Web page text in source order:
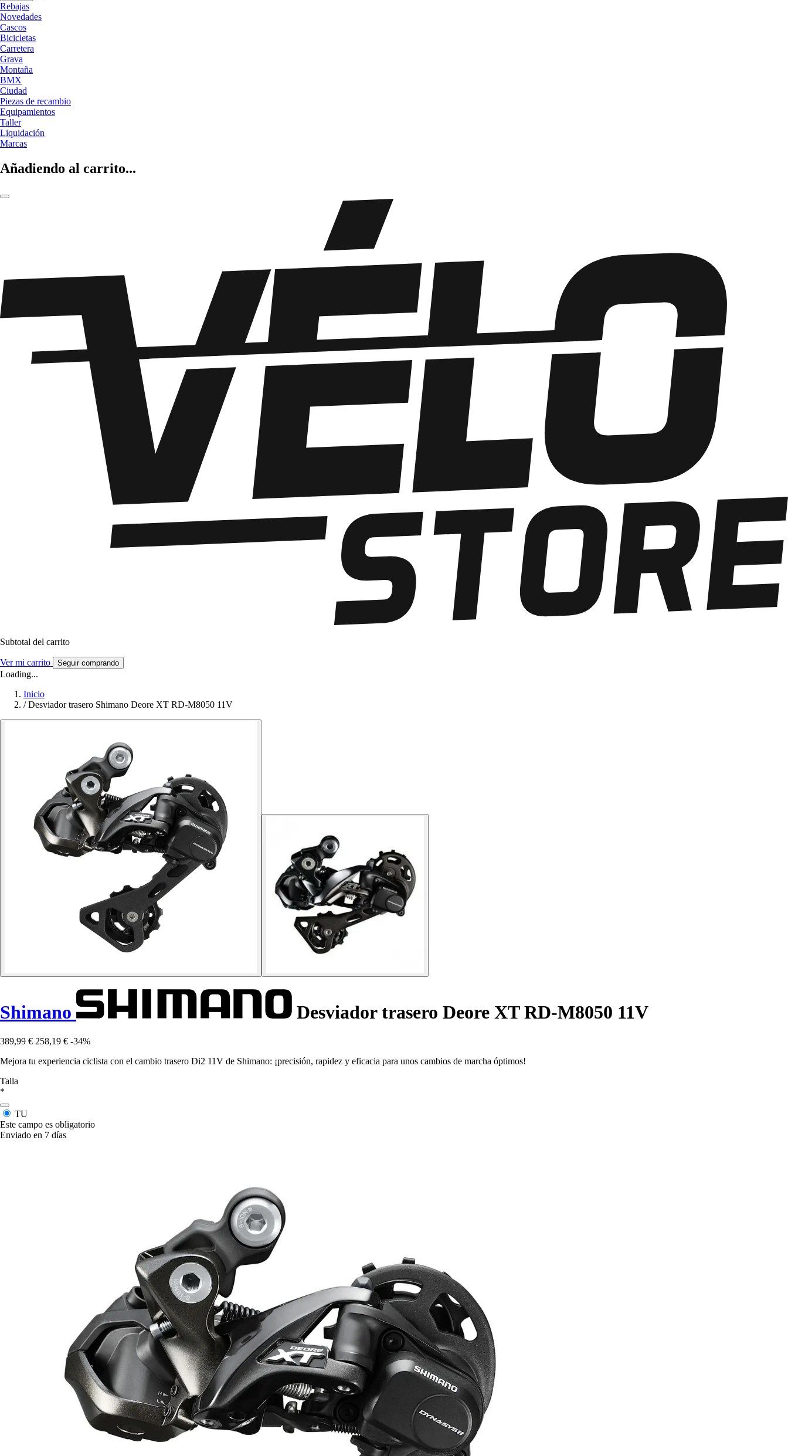
Rebajas
Novedades
Cascos
Bicicletas
Carretera
Grava
Montaña
BMX
Ciudad
Piezas de recambio
Equipamientos
Taller
Liquidación
Marcas
Añadiendo al carrito...
Subtotal del carrito
Ver mi carrito Seguir comprando
Loading...
Inicio
/ Desviador trasero Shimano Deore XT RD-M8050 11V
Shimano Desviador trasero Deore XT RD-M8050 11V
389,99 € 258,19 € -34%
Mejora tu experiencia ciclista con el cambio trasero Di2 11V de Shimano: ¡precisión, rapidez y eficacia para unos cambios de marcha óptimos!
Talla
*
TU
Este campo es obligatorio
Enviado en 7 días